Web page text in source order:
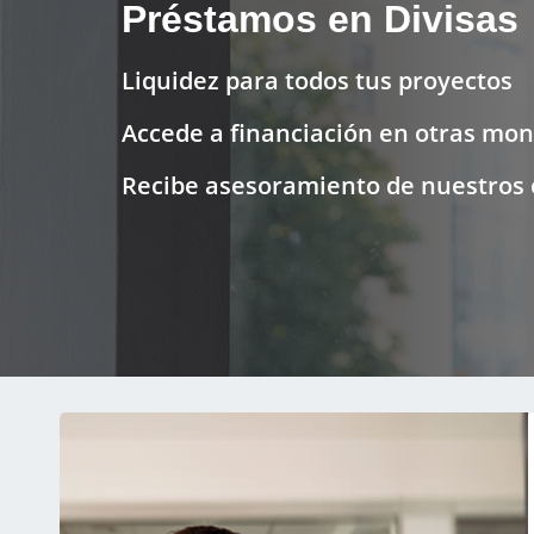
Préstamos en Divisas
Liquidez para todos tus proyectos
Accede a financiación en otras
Recibe asesoramiento de nuestros